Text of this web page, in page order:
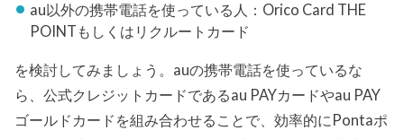
au以外の携帯電話を使っている人：Orico Card THE
POINTもしくはリクルートカード
を検討してみましょう。auの携帯電話を使っているな
ら、公式クレジットカードであるau PAYカードやau PAY
ゴールドカードを組み合わせることで、効率的にPontaポ